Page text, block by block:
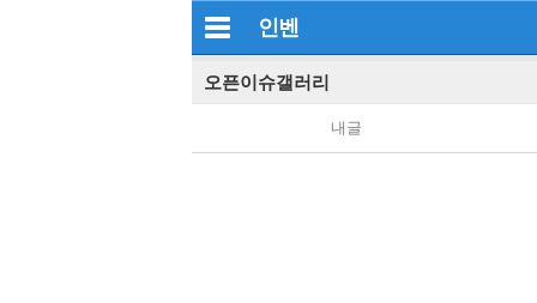
인벤
오픈이슈갤러리
내글